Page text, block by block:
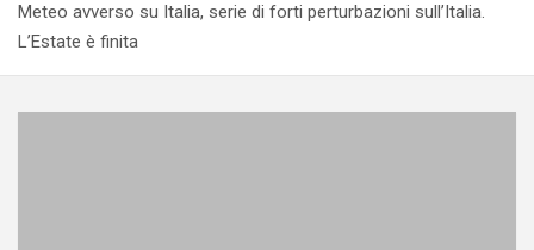
Meteo avverso su Italia, serie di forti perturbazioni sull’Italia.
L’Estate è finita